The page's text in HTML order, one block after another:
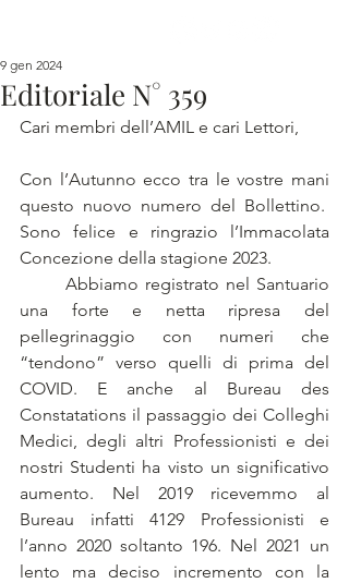
Editoriale N° 359
9 gen 2024
Cari membri dell’AMIL e cari Lettori,
Con l’Autunno ecco tra le vostre mani
questo nuovo numero del Bollettino.
Sono felice e ringrazio l’Immacolata
Concezione della stagione 2023.
una forte e netta ripresa del
pellegrinaggio con numeri che
“tendono” verso quelli di prima del
COVID. E anche al Bureau des
Constatations il passaggio dei Colleghi
Medici, degli altri Professionisti e dei
nostri Studenti ha visto un significativo
aumento. Nel 2019 ricevemmo al
Bureau infatti 4129 Professionisti e
l’anno 2020 soltanto 196. Nel 2021 un
lento ma deciso incremento con la